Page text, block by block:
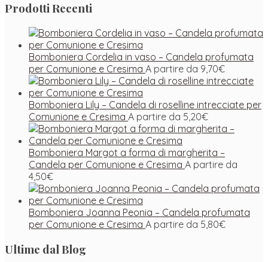
Prodotti Recenti
Bomboniera Cordelia in vaso – Candela profumata
per Comunione e Cresima A partire da 9,70€
Bomboniera Lily – Candela di roselline intrecciate per
Comunione e Cresima A partire da 5,20€
Bomboniera Margot a forma di margherita –
Candela per Comunione e Cresima A partire da
4,50€
Bomboniera Joanna Peonia – Candela profumata
per Comunione e Cresima A partire da 5,80€
Ultime dal Blog